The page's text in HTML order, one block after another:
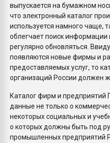
выпускается на бумажном
что электронный каталог
используется намного чаще,
облегчает поиск
регулярно обновляться.
появляются новые фирмы и
предоставляемых услуг, то
организаций России должен
Каталог фирм и предприятий
данные не только о
некоторых социальных и
о которых должны быть под
промышленных предприятий